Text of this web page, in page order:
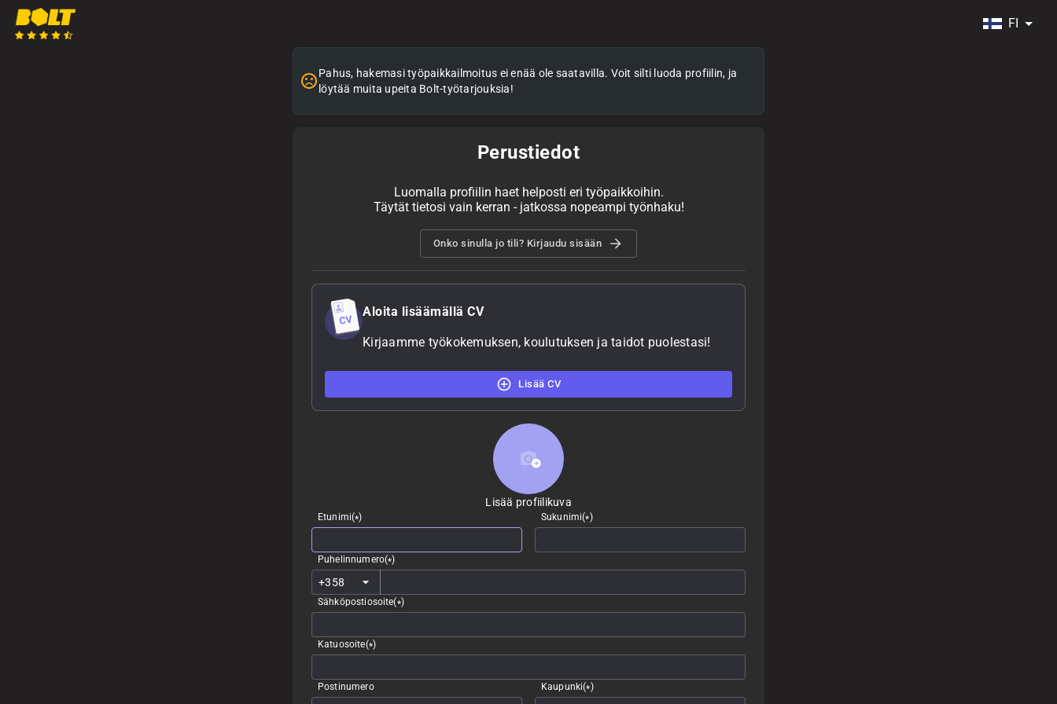
FI
Pahus, hakemasi työpaikkailmoitus ei enää ole saatavilla. Voit silti luoda profiilin, ja
löytää muita upeita Bolt-työtarjouksia!
Perustiedot
Luomalla profiilin haet helposti eri työpaikkoihin.
Täytät tietosi vain kerran - jatkossa nopeampi työnhaku!
Onko sinulla jo tili? Kirjaudu sisään
Aloita lisäämällä CV
Kirjaamme työkokemuksen, koulutuksen ja taidot puolestasi!
Lisää CV
Lisää profiilikuva
Lisää profiilikuva
Etunimi(*) Sukunimi(*)
Puhelinnumero(*)
Sähköpostiosoite(*)
Katuosoite(*)
Postinumero Kaupunki(*)